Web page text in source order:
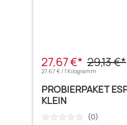
27,67 €* 29,13 €*
27,67 € / 1 Kilogramm
PROBIERPAKET
KLEIN
Durchschnittliche
(0)